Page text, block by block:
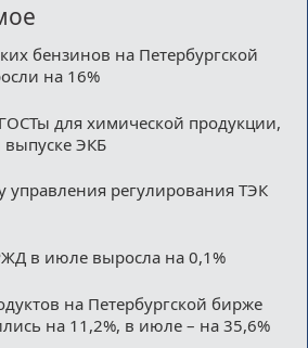
бензинов на Петербургской
на 16%
для химической продукции,
ЭКБ
управления регулирования ТЭК
в июле выросла на 0,1%
на Петербургской бирже
на 11,2%, в июле – на 35,6%